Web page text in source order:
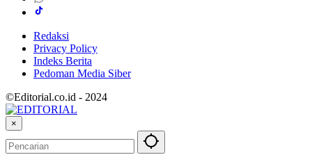
Redaksi
Privacy Policy
Indeks Berita
Pedoman Media Siber
©Editorial.co.id - 2024
×